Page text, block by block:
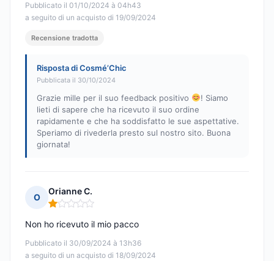
Pubblicato il 01/10/2024 à 04h43
a seguito di un acquisto di 19/09/2024
Recensione tradotta
Risposta di Cosmé’Chic
Pubblicata il 30/10/2024
Grazie mille per il suo feedback positivo
! Siamo
lieti di sapere che ha ricevuto il suo ordine
rapidamente e che ha soddisfatto le sue aspettative.
Speriamo di rivederla presto sul nostro sito. Buona
giornata!
O
Orianne C.
Nota: 1 su 5
Pubblicato il 30/09/2024 à 13h36
a seguito di un acquisto di 18/09/2024
Non ho ricevuto il mio pacco